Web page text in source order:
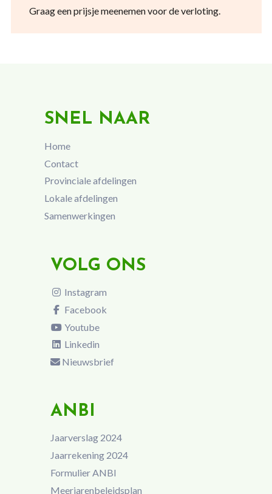
Graag een prijsje meenemen voor de verloting.
SNEL NAAR
Home
Contact
Provinciale afdelingen
Lokale afdelingen
Samenwerkingen
VOLG ONS
Instagram
Facebook
Youtube
Linkedin
Nieuwsbrief
ANBI
Jaarverslag 2024
Jaarrekening 2024
Formulier ANBI
Meerjarenbeleidsplan